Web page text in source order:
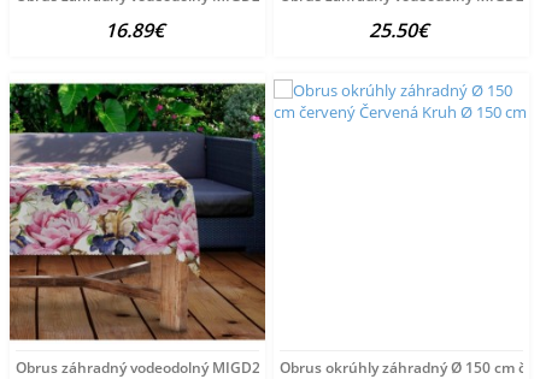
16.89€ 25.50€
Obrus záhradný vodeodolný MIGD280 kvety 120x160 cm
Obrus okrúhly záhradný Ø 150 cm